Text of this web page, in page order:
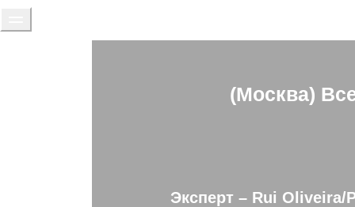
Эксперт – Rui Oliveira/
(Москва)